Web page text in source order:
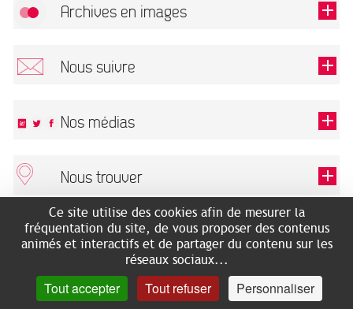
Archives en images
Nous suivre
Ce champ est exigé.
Nos médias
Nous trouver
ARCHIVES MUNICIPALES
2 rue des Archives
Accès mobilité réduite :
7 avenue de Bellevue
RECHERCHES GÉNÉALOGIQUES
NOUS CONNAÎTRE
SERVICE ÉDUCATIF
LES ARCHIVES EN LIGNE
HISTOIRE DE TOULOUSE
Ce site utilise des cookies afin de mesurer la
fréquentation du site, de vous proposer des contenus
animés et interactifs et de partager du contenu sur les
réseaux sociaux...
Tout accepter Tout refuser Personnaliser